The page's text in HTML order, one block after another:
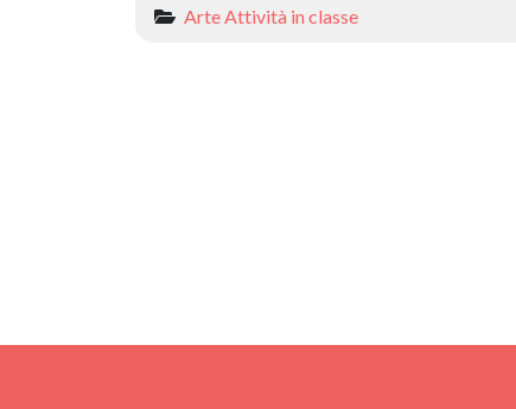
ArteAttività in classe